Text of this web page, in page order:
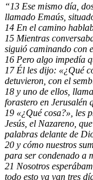
“13 Ese mismo día,
llamado Emaús,
14 En el camino
15 Mientras
siguió caminando con
16 Pero algo impedía
17 Él les dijo: «¿Qué
detuvieron, con el
18 y uno de ellos,
forastero en Jerusalén
19 «¿Qué cosa?», les
Jesús, el Nazareno,
palabras delante de
20 y cómo nuestros
para ser condenado a
21 Nosotros
todo esto ya van tres